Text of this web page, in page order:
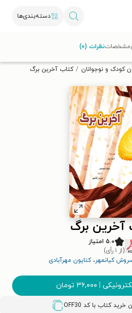
دسته‌بندی‌ها
از طاقچه دریافت کن.
کودک و نوجوانان کتاب آخرین برگ
آخرین برگ
۵.۰ امتیاز
(از ۱ رأی)
کیانمهر،کتایون مهرآبادی
| ۳۶,۰۰۰ تومان
OFF30
مشخصاتنظرات (۰)